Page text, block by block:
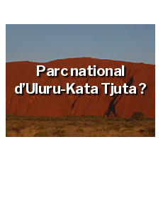
Parc national
d’Uluru-Kata Tjuta ?